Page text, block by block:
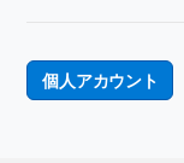
個人アカウント